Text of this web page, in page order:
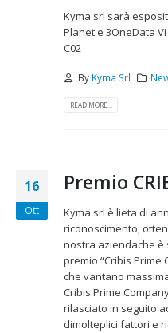
Kyma srl sarà
Planet e 3OneData
C02
By Kyma Srl
READ MORE...
16
Ott
Premio
Kyma srl è lieta di
riconoscimento,
nostra aziendache è
premio “Cribis Prime
che vantano
Cribis Prime
rilasciato in seguito
dimolteplici fattori e